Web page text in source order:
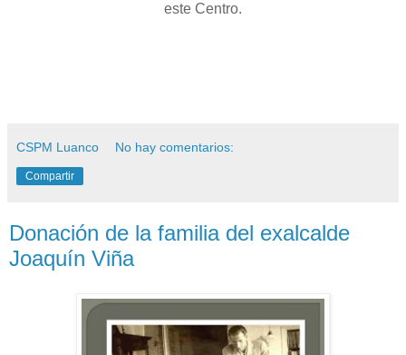
este Centro.
CSPM Luanco No hay comentarios:
Compartir
Donación de la familia del exalcalde
Joaquín Viña